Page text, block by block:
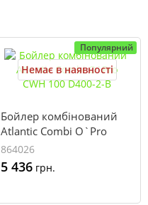
Популярний
Немає в наявності
Бойлер комбінований
Atlantic Combi O`Pro
CWH 100 D400-2-B
864026
5 436 грн.